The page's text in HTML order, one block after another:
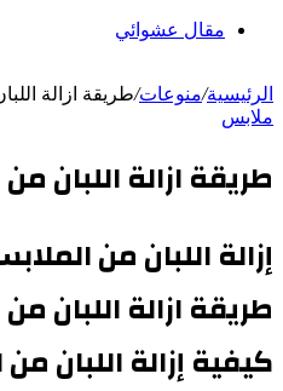
مقال عشوائي
الرئيسية/منوعات/طريقة ازالة
ملابس
طريقة ازالة اللبان
إزالة اللبان من
طريقة ازالة اللبان
كيفية إزالة اللبان